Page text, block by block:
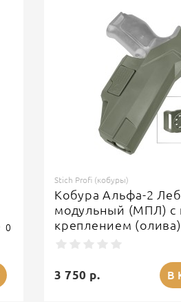
0
Stich Profi (кобуры)
Кобура Альфа-2
модульный (МПЛ) с
креплением (олива)
3 750 р. В